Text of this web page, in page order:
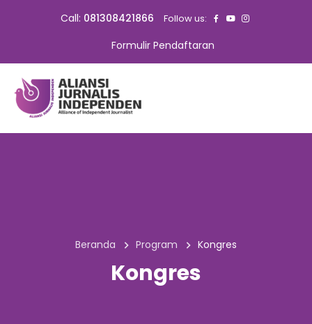
Call: 081308421866 Follow us:
Formulir Pendaftaran
Beranda Program Kongres
Kongres